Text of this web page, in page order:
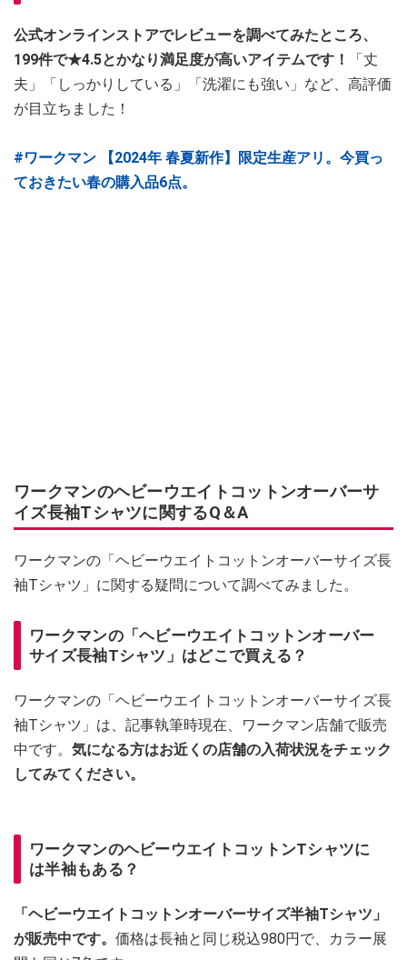
公式オンラインストアでレビューを調べてみたところ、
199件で★4.5とかなり満足度が高いアイテムです！
「丈
夫」「しっかりしている」「洗濯にも強い」など、高評価
が目立ちました！
#ワークマン 【2024年 春夏新作】限定生産アリ。今買っ
ておきたい春の購入品6点。
ワークマンのヘビーウエイトコットンオーバーサ
イズ長袖Tシャツに関するQ＆A
ワークマンの「ヘビーウエイトコットンオーバーサイズ長
袖Tシャツ」に関する疑問について調べてみました。
ワークマンの「ヘビーウエイトコットンオーバー
サイズ長袖Tシャツ」はどこで買える？
ワークマンの「ヘビーウエイトコットンオーバーサイズ長
袖Tシャツ」は、記事執筆時現在、ワークマン店舗で販売
中です。 気になる方はお近くの店舗の入荷状況をチェック
してみてください。
ワークマンのヘビーウエイトコットンTシャツに
は半袖もある？
「ヘビーウエイトコットンオーバーサイズ半袖Tシャツ」
が販売中です。 価格は長袖と同じ税込980円で、カラー展